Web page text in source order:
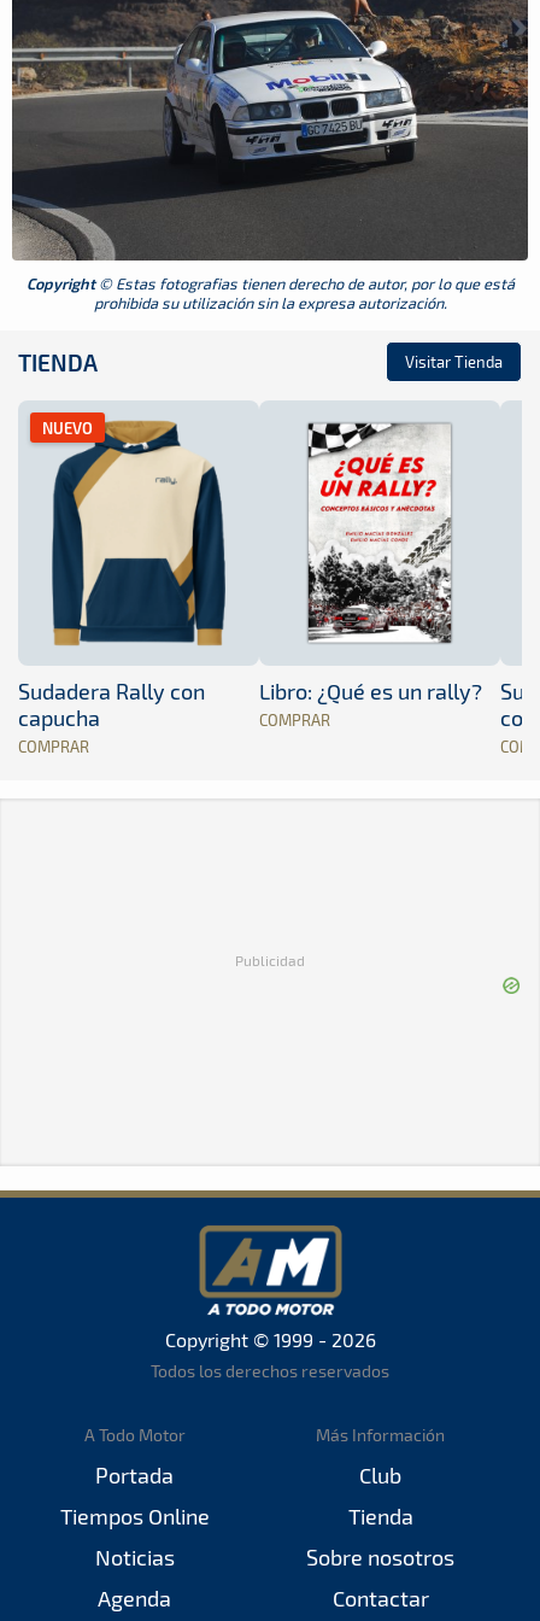
Copyright© Estas fotografias tienen derecho de autor, por lo que está
prohibida su utilización sin la expresa autorización.
TIENDA Visitar Tienda
NUEVO
Sudadera Rally con
capucha
COMPRAR
Libro: ¿Qué es un rally?
COMPRAR
Publicidad
Copyright © 1999 - 2026
Todos los derechos reservados
A Todo Motor
Portada
Tiempos Online
Noticias
Agenda
Más Información
Club
Tienda
Sobre nosotros
Contactar